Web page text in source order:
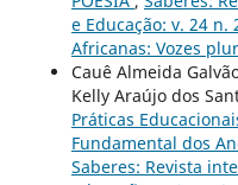
e Educação: v. 24 n.
Africanas: Vozes
Cauê Almeida
Kelly Araújo dos
Práticas
Fundamental dos
Saberes: Revista